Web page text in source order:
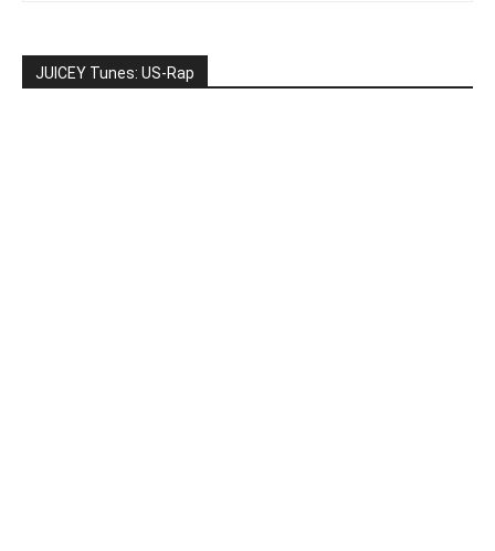
JUICEY Tunes: US-Rap